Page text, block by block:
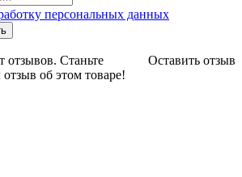
персональных данных
Оставить отзыв
отзывов. Станьте
об этом товаре!